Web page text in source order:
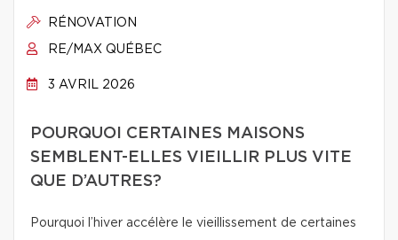
RÉNOVATION
RE/MAX QUÉBEC
3 AVRIL 2026
POURQUOI CERTAINES MAISONS
SEMBLENT-ELLES VIEILLIR PLUS VITE
QUE D’AUTRES?
Pourquoi l’hiver accélère le vieillissement de certaines